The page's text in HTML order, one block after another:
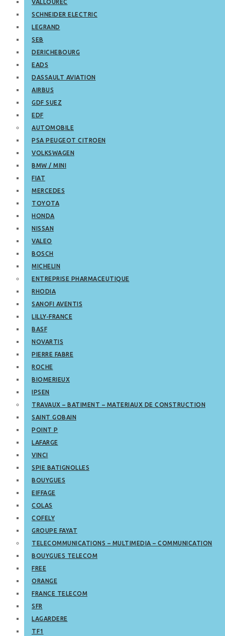
VALLOUREC
SCHNEIDER ELECTRIC
LEGRAND
SEB
DERICHEBOURG
EADS
DASSAULT AVIATION
AIRBUS
GDF SUEZ
EDF
AUTOMOBILE
PSA PEUGEOT CITROEN
VOLKSWAGEN
BMW / MINI
FIAT
MERCEDES
TOYOTA
HONDA
NISSAN
VALEO
BOSCH
MICHELIN
ENTREPRISE PHARMACEUTIQUE
RHODIA
SANOFI AVENTIS
LILLY-FRANCE
BASF
NOVARTIS
PIERRE FABRE
ROCHE
BIOMERIEUX
IPSEN
TRAVAUX – BATIMENT – MATERIAUX DE CONSTRUCTION
SAINT GOBAIN
POINT P
LAFARGE
VINCI
SPIE BATIGNOLLES
BOUYGUES
EIFFAGE
COLAS
COFELY
GROUPE FAYAT
TELECOMMUNICATIONS – MULTIMEDIA – COMMUNICATION
BOUYGUES TELECOM
FREE
ORANGE
FRANCE TELECOM
SFR
LAGARDERE
TF1